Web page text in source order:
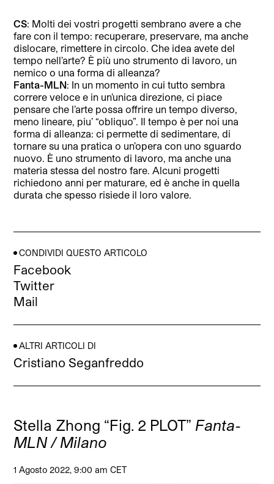
CS: ⁠Molti dei vostri progetti sembrano avere a che
fare con il tempo: recuperare, preservare, ma anche
dislocare, rimettere in circolo. Che idea avete del
tempo nell’arte? È più uno strumento di lavoro, un
nemico o una forma di alleanza?
Fanta-MLN: In un momento in cui tutto sembra
correre veloce e in un’unica direzione, ci piace
pensare che l’arte possa offrire un tempo diverso,
meno lineare, piu’ “obliquo”. Il tempo è per noi una
forma di alleanza: ci permette di sedimentare, di
tornare su una pratica o un’opera con uno sguardo
nuovo. È uno strumento di lavoro, ma anche una
materia stessa del nostro fare. Alcuni progetti
richiedono anni per maturare, ed è anche in quella
durata che spesso risiede il loro valore.
CONDIVIDI QUESTO ARTICOLO
Facebook
Twitter
Mail
ALTRI ARTICOLI DI
Cristiano Seganfreddo
Stella Zhong “Fig. 2 PLOT” Fanta-
MLN / Milano
1 Agosto 2022, 9:00 am CET